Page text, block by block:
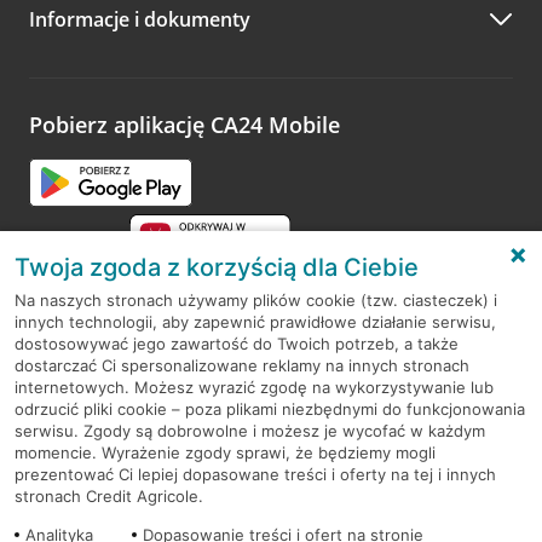
Zachęcamy do podzielenia się z nami opinią o wizycie.
opinie.
Informacje i dokumenty
Pobierz aplikację CA24 Mobile
RODO
Regulamin serwisu
Mapa serwisu
PolitykaCookies
Twoja zgoda z korzyścią dla Ciebie
Na naszych stronach używamy plików cookie (tzw. ciasteczek) i
innych technologii, aby zapewnić prawidłowe działanie serwisu,
dostosowywać jego zawartość do Twoich potrzeb, a także
dostarczać Ci spersonalizowane reklamy na innych stronach
internetowych. Możesz wyrazić zgodę na wykorzystywanie lub
odrzucić pliki cookie – poza plikami niezbędnymi do funkcjonowania
serwisu. Zgody są dobrowolne i możesz je wycofać w każdym
momencie. Wyrażenie zgody sprawi, że będziemy mogli
prezentować Ci lepiej dopasowane treści i oferty na tej i innych
stronach Credit Agricole.
Analityka
Dopasowanie treści i ofert na stronie